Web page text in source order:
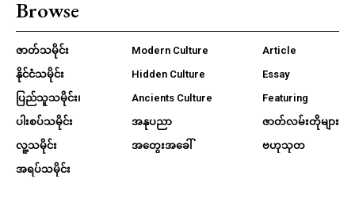
Browse
ဇာတ်သမိုင်း
နိုင်ငံသမိုင်း
ပြည်သူသမိုင်း၊
ပါးစပ်သမိုင်း
လူ့သမိုင်း
အရပ်သမိုင်း
Modern Culture
Hidden Culture
Ancients Culture
အနုပညာ
အတွေးအခေါ်
Article
Essay
Featuring
ဇာတ်လမ်းတိုများ
ဗဟုသုတ